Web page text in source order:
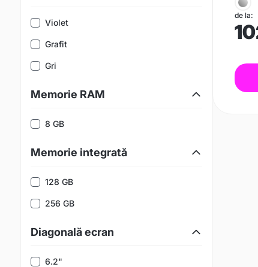
Violet
Grafit
Gri
Memorie RAM
8 GB
Memorie integrată
128 GB
256 GB
Diagonală ecran
6.2"
de la: